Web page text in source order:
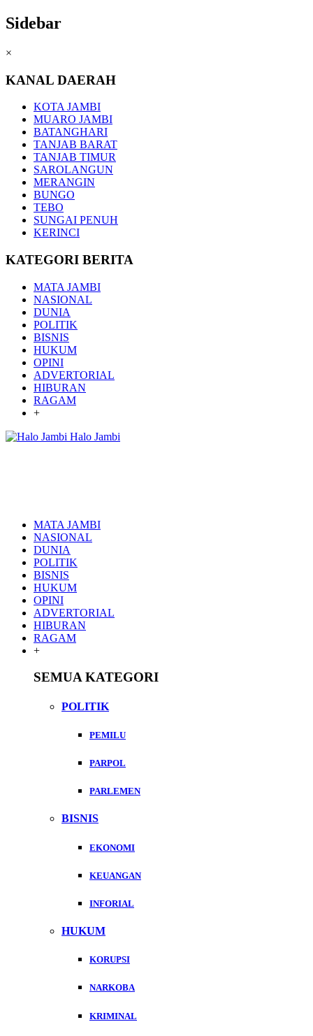
Sidebar
×
KANAL DAERAH
KOTA JAMBI
MUARO JAMBI
BATANGHARI
TANJAB BARAT
TANJAB TIMUR
SAROLANGUN
MERANGIN
BUNGO
TEBO
SUNGAI PENUH
KERINCI
KATEGORI BERITA
MATA JAMBI
NASIONAL
DUNIA
POLITIK
BISNIS
HUKUM
OPINI
ADVERTORIAL
HIBURAN
RAGAM
+
Halo Jambi
MATA JAMBI
NASIONAL
DUNIA
POLITIK
BISNIS
HUKUM
OPINI
ADVERTORIAL
HIBURAN
RAGAM
+
SEMUA KATEGORI
POLITIK
PEMILU
PARPOL
PARLEMEN
BISNIS
EKONOMI
KEUANGAN
INFORIAL
HUKUM
KORUPSI
NARKOBA
KRIMINAL